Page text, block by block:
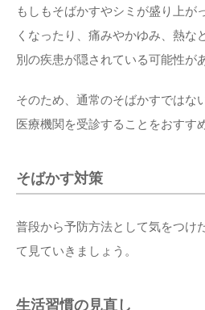
もしもそばかすやシミが盛り上が
くなったり、痛みやかゆみ、熱な
別の疾患が隠されている可能性が
そのため、通常のそばかすではな
医療機関を受診することをおすす
そばかす対策
普段から予防方法として気をつけ
て見ていきましょう。
生活習慣の見直し